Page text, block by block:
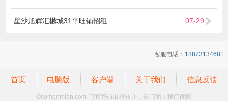
星沙旭辉汇樾城31平旺铺招租 07-29
客服电话： 18873134681
首页 电脑版 客户端 关于我们 信息反馈
©somenmian.com 门面商铺出租转让，转门面上搜门面网